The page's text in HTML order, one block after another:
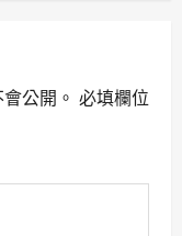
公開。 必填欄位